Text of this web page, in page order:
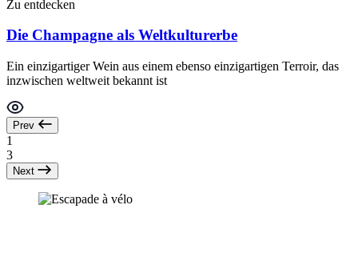
Zu entdecken
Die Champagne als Weltkulturerbe
Ein einzigartiger Wein aus einem ebenso einzigartigen Terroir, das
inzwischen weltweit bekannt ist
Prev
1
3
Next